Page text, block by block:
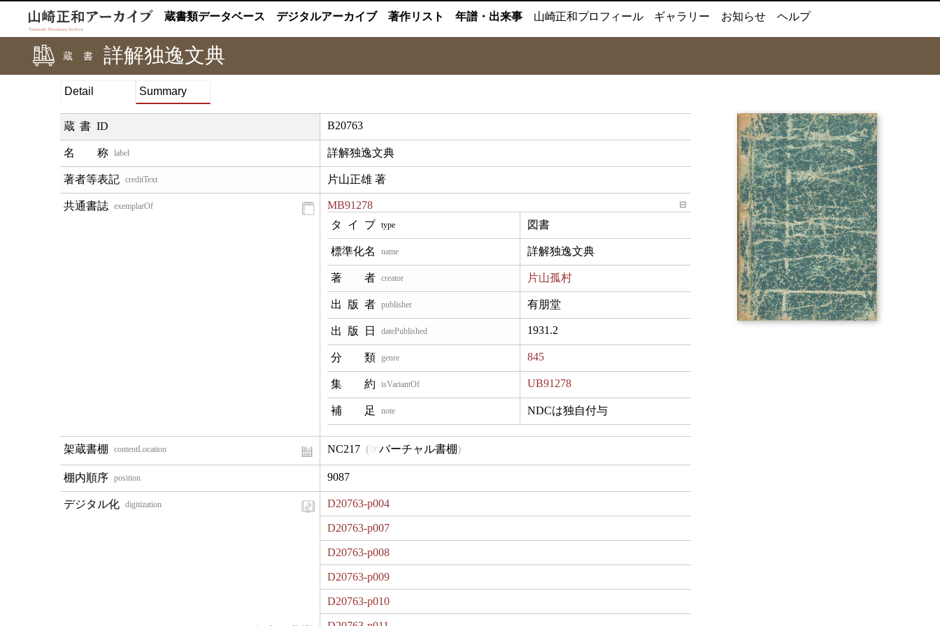
蔵書類データベース デジタルアーカイブ 著作リスト 年譜・出来事 山崎正和プロフィール ギャラリー お知らせ ヘルプ
蔵書 詳解独逸文典
Detail Summary
蔵書ID B20763
label 詳解独逸文典
creditText 片山正雄 著
exemplarOf MB91278 ⊟
type 図書
name 詳解独逸文典
creator 片山孤村
publisher 有朋堂
datePublished 1931.2
genre 845
isVariantOf UB91278
note NDCは独自付与
contentLocation NC217 バーチャル書棚
position 9087
digitization D20763-p004
D20763-p007
D20763-p008
D20763-p009
D20763-p010